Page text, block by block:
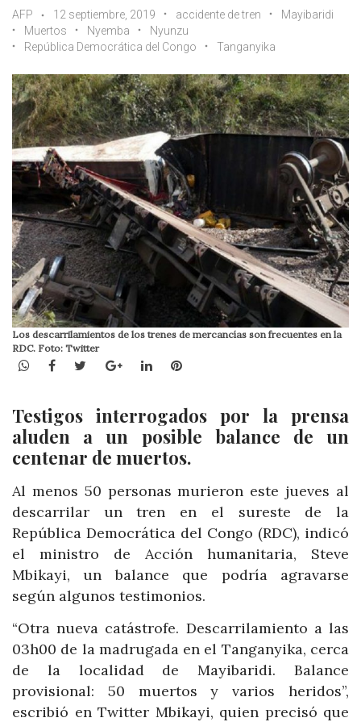
AFP 12 septiembre, 2019 accidente de tren
Mayibaridi
Muertos
Nyemba
Nyunzu
República Democrática del Congo
Tanganyika
Los descarrilamientos de los trenes de mercancías son frecuentes en la
RDC. Foto: Twitter
WhatsApp
Facebook
TwitterGoogle+LinkedInPinterest
Testigos interrogados por la prensa
aluden a un posible balance de un
centenar de muertos.
Al menos 50 personas murieron este jueves al
descarrilar un tren en el sureste de la
República Democrática del Congo (RDC), indicó
el ministro de Acción humanitaria, Steve
Mbikayi, un balance que podría agravarse
según algunos testimonios.
“Otra nueva catástrofe. Descarrilamiento a las
03h00 de la madrugada en el Tanganyika, cerca
de la localidad de Mayibaridi. Balance
provisional: 50 muertos y varios heridos”,
escribió en Twitter Mbikayi, quien precisó que